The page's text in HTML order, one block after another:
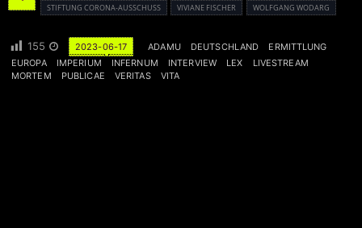
STIFTUNG CORONA-AUSSCHUSS
VIVIANE FISCHER WOLFGANG WODARG
155 2023-06-17 ADAMU DEUTSCHLAND
ERMITTLUNG
EUROPA
IMPERIUM INFERNUM INTERVIEW LEX
LIVESTREAM
MORTEM
PUBLICAE VERITAS VITA